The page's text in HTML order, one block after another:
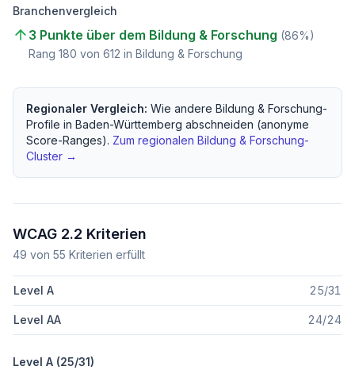
Branchenvergleich
3 Punkte über dem Bildung & Forschung (86%)
Rang 180 von 612 in Bildung & Forschung
Regionaler Vergleich: Wie andere Bildung & Forschung-
Profile in Baden-Württemberg abschneiden (anonyme
Score-Ranges). Zum regionalen Bildung & Forschung-
Cluster →
WCAG 2.2 Kriterien
49 von 55 Kriterien erfüllt
Level A 25/31
Level AA 24/24
Level A (25/31)